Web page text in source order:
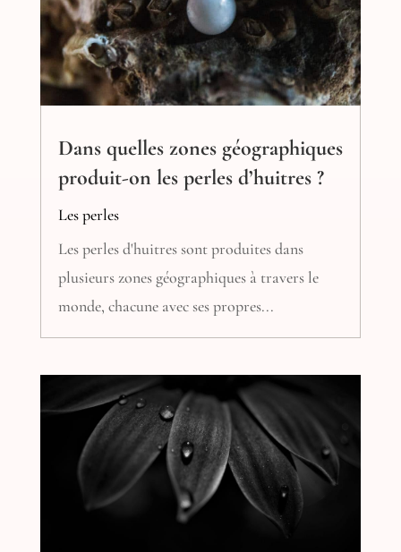
Dans quelles zones géographiques
produit-on les perles d’huitres ?
Les perles
Les perles d'huitres sont produites dans
plusieurs zones géographiques à travers le
monde, chacune avec ses propres...